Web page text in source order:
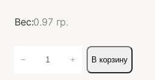
Вес:0.97 гр.
товара
− + В корзину